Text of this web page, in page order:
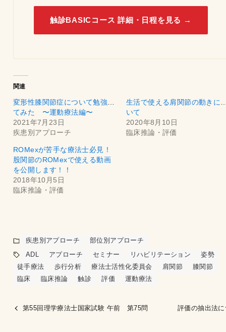
触診BASICコース 詳細・日程を見る →
関連
変形性膝関節症について勉強し
てみた 〜運動療法編〜
2021年7月23日
疾患別アプローチ
生活で使える肩関節の動きに
いて
2020年8月10日
臨床推論・評価
ROMexが苦手な療法士必見！
股関節のROMexで使える動画
を公開します！！
2018年10月5日
臨床推論・評価
疾患別アプローチ
部位別アプローチ
ADL
アプローチ セミナー リハビリテーション
姿勢
徒手療法
歩行分析 療法士活性化委員会 肩関節
膝関節
臨床
臨床推論 触診 評価 運動療法
第55回理学療法士国家試験 午前 第75問 評価の抽出法